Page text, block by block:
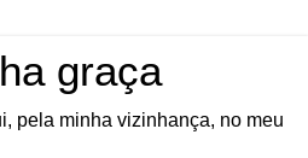
graça
pela minha vizinhança, no meu